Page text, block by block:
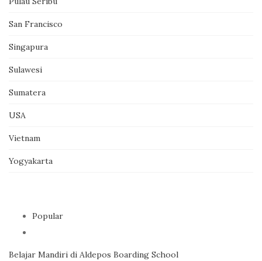
San Francisco
Singapura
Sulawesi
Sumatera
USA
Vietnam
Yogyakarta
Popular
Belajar Mandiri di Aldepos Boarding School